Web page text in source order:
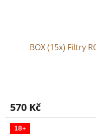
BOX (15x) Filtry
je
5,0
570 Kč
18+